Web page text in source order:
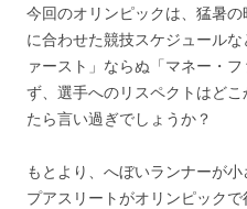
今回のオリンピックは、猛暑
に合わせた競技スケジュール
ァースト」ならぬ「マネー・
ず、選手へのリスペクトはど
たら言い過ぎでしょうか？
もとより、へぼいランナーが
プアスリートがオリンピック